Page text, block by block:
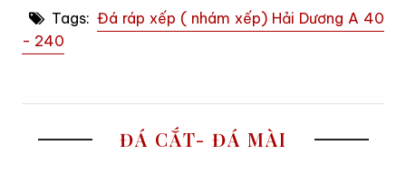
Tags: Đá ráp xếp ( nhám xếp) Hải Dương A 40
- 240
ĐÁ CẮT- ĐÁ MÀI